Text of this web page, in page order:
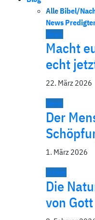
Alle Bibel/
News
News
Macht
echt
22. März 2026
News
Der
1. März 2026
Artikel
Die
von